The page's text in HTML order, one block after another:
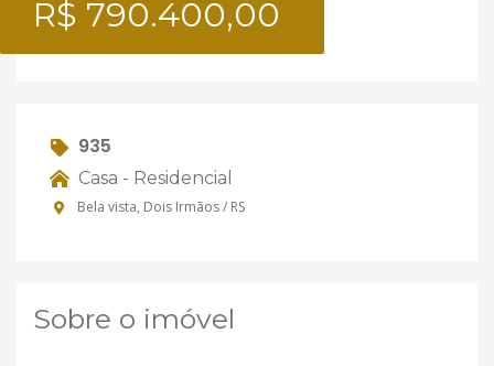
R$ 790.400,00
935
Casa - Residencial
Bela vista, Dois Irmãos / RS
Sobre o imóvel